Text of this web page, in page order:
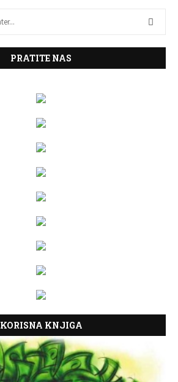
PRATITE NAS
KORISNA KNJIGA